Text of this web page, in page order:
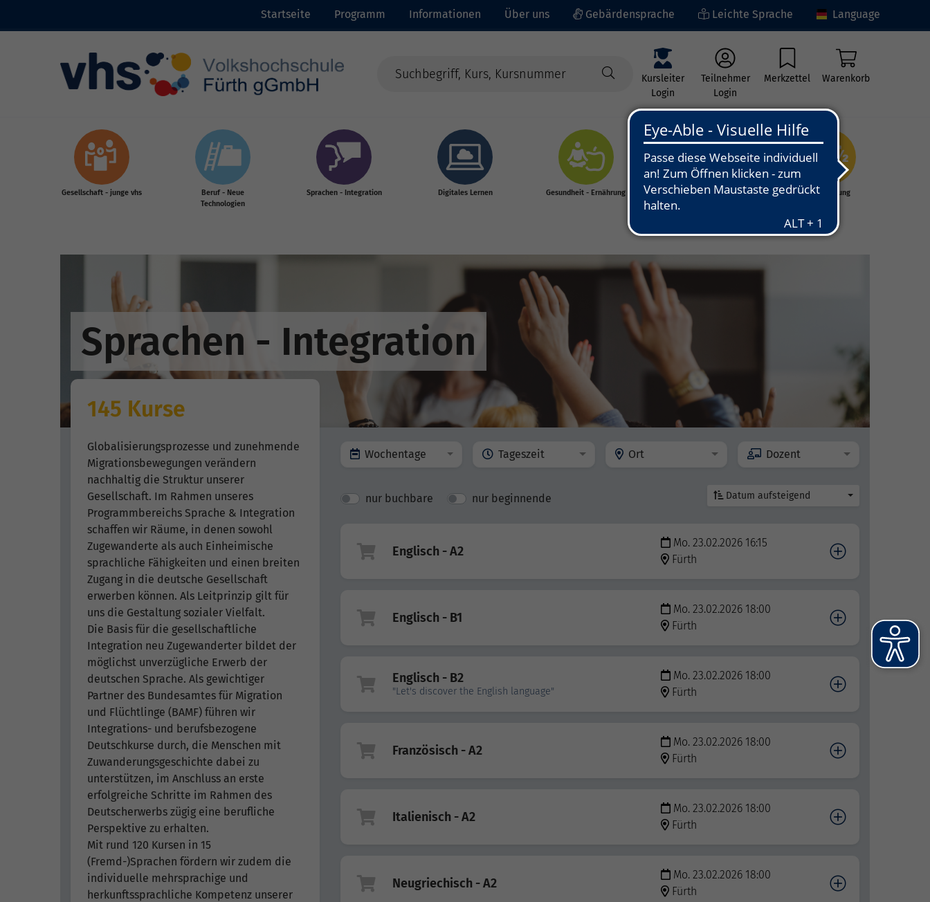
Startseite Programm Informationen Über uns Gebärdensprache Leichte Sprache Language
Kursleiter
Login
Teilnehmer
Login
Merkzettel Warenkorb
Gesellschaft - junge vhs
Beruf - Neue
Technologien
Sprachen - Integration Digitales Lernen Gesundheit - Ernährung
Kunst - Kultur -
Grundbildung
Sprachen - Integration
145 Kurse
Globalisierungsprozesse und zunehmende
Migrationsbewegungen verändern
nachhaltig die Struktur unserer
Gesellschaft. Im Rahmen unseres
Programmbereichs Sprache & Integration
schaffen wir Räume, in denen sowohl
Zugewanderte als auch Einheimische
sprachliche Fähigkeiten und einen breiten
Zugang in die deutsche Gesellschaft
erwerben können. Als Leitprinzip gilt für
uns die Gestaltung sozialer Vielfalt.
Die Basis für die gesellschaftliche
Integration neu Zugewanderter bildet der
möglichst unverzügliche Erwerb der
deutschen Sprache. Als gewichtiger
Partner des Bundesamtes für Migration
und Flüchtlinge (BAMF) führen wir
Integrations- und berufsbezogene
Deutschkurse durch, die Menschen mit
Zuwanderungsgeschichte dabei zu
unterstützen, im Anschluss an erste
erfolgreiche Schritte im Rahmen des
Deutscherwerbs zügig eine berufliche
Perspektive zu erhalten.
Mit rund 120 Kursen in 15
(Fremd-)Sprachen fördern wir zudem die
individuelle mehrsprachige und
herkunftssprachliche Kompetenz unserer
Wochentage Tageszeit Ort Dozent
nur buchbare nur beginnende Datum aufsteigend
Englisch - A2
Mo. 23.02.2026 16:15
Fürth
Englisch - B1
Mo. 23.02.2026 18:00
Fürth
Englisch - B2
"Let's discover the English language"
Mo. 23.02.2026 18:00
Fürth
Französisch - A2
Mo. 23.02.2026 18:00
Fürth
Italienisch - A2
Mo. 23.02.2026 18:00
Fürth
Neugriechisch - A2
Mo. 23.02.2026 18:00
Fürth